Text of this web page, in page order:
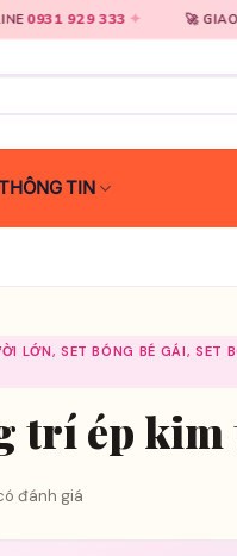
✦ 🚀 GIAO HÀNG TOÀNĐÀ
TIN
LỚN, SET BÓNG BÉ GÁI, SET
trí ép
đánh giá